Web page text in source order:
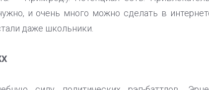
и очень много можно сделать в
даже школьники.